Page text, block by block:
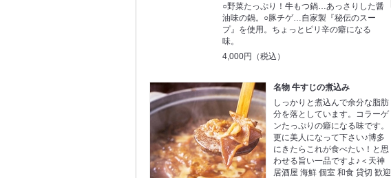
○野菜たっぷり！牛もつ鍋…あっさりした醤
油味の鍋。○豚チゲ…自家製『秘伝のスー
プ』を使用。ちょっとピリ辛の癖になる
味。
4,000円（税込）
名物 牛すじの煮込み
しっかりと煮込んで余分な脂肪
分を落としています。コラーゲ
ンたっぷりの癖になる味です。
更に美人になって下さい♪博多
にきたらこれが食べたい！と思
わせる旨い一品ですよ♪＜天神
居酒屋 海鮮 個室 和食 貸切 歓迎